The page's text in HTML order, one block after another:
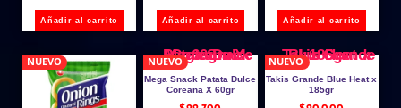
Añadir al carrito Añadir al carrito Añadir al carrito
NUEVO NUEVO
Mega Snack Patata Dulce
Coreana X 60gr
NUEVO
Takis Grande Blue Heat x
185gr